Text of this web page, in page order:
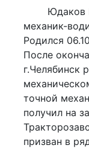
Юдаков
механик-
Родился
После
г.Челябинск
точной
получил на
призван в